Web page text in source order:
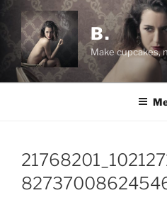
Salta
contenuto
B.
Make cupcakes,